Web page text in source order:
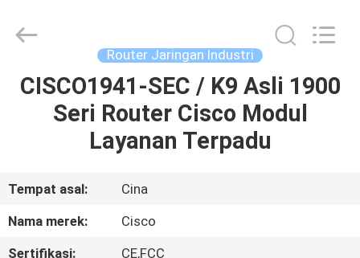
RUMAH
VIDEO
Ltd..
Router Jaringan Industri
CISCO1941-SEC / K9 Asli 1900
Seri Router Cisco Modul
Layanan Terpadu
Tempat asal:
Cina
Nama merek:
Cisco
Sertifikasi:
CE,FCC